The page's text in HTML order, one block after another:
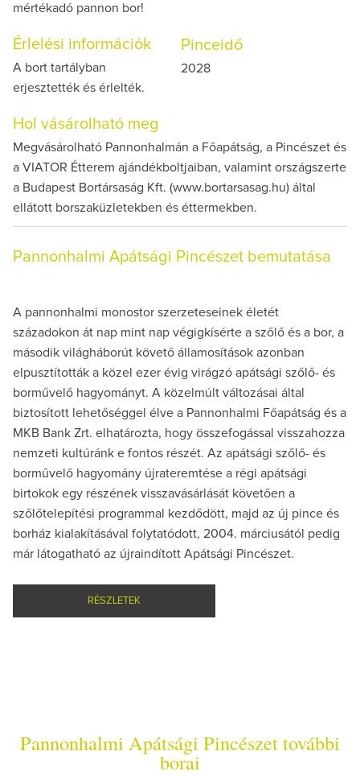
mértékadó pannon bor!
Érlelési információk
A bort tartályban
erjesztették és érlelték.
Pinceidő
2028
Hol vásárolható meg
Megvásárolható Pannonhalmán a Főapátság, a Pincészet és
a VIATOR Étterem ajándékboltjaiban, valamint országszerte
a Budapest Bortársaság Kft. (www.bortarsasag.hu) által
ellátott borszaküzletekben és éttermekben.
Pannonhalmi Apátsági Pincészet bemutatása
A pannonhalmi monostor szerzeteseinek életét
századokon át nap mint nap végigkísérte a szőlő és a bor, a
második világháborút követő államosítások azonban
elpusztították a közel ezer évig virágzó apátsági szőlő- és
borművelő hagyományt. A közelmúlt változásai által
biztosított lehetőséggel élve a Pannonhalmi Főapátság és a
MKB Bank Zrt. elhatározta, hogy összefogással visszahozza
nemzeti kultúránk e fontos részét. Az apátsági szőlő- és
borművelő hagyomány újrateremtése a régi apátsági
birtokok egy részének visszavásárlását követően a
szőlőtelepítési programmal kezdődött, majd az új pince és
borház kialakításával folytatódott, 2004. márciusától pedig
már látogatható az újraindított Apátsági Pincészet.
RÉSZLETEK
Pannonhalmi Apátsági Pincészet további
borai